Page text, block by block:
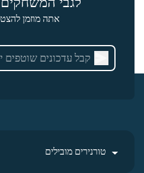
אתה מוזמן
טורנירים מובילים